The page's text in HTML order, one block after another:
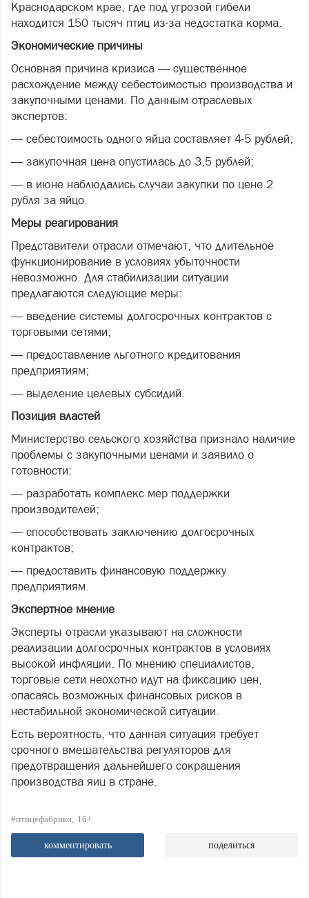
Краснодарском крае, где под угрозой гибели
находится 150 тысяч птиц из-за недостатка корма.
Экономические причины
Основная причина кризиса — существенное
расхождение между себестоимостью производства и
закупочными ценами. По данным отраслевых
экспертов:
— себестоимость одного яйца составляет 4-5 рублей;
— закупочная цена опустилась до 3,5 рублей;
— в июне наблюдались случаи закупки по цене 2
рубля за яйцо.
Меры реагирования
Представители отрасли отмечают, что длительное
функционирование в условиях убыточности
невозможно. Для стабилизации ситуации
предлагаются следующие меры:
— введение системы долгосрочных контрактов с
торговыми сетями;
— предоставление льготного кредитования
предприятиям;
— выделение целевых субсидий.
Позиция властей
Министерство сельского хозяйства признало наличие
проблемы с закупочными ценами и заявило о
готовности:
— разработать комплекс мер поддержки
производителей;
— способствовать заключению долгосрочных
контрактов;
— предоставить финансовую поддержку
предприятиям.
Экспертное мнение
Эксперты отрасли указывают на сложности
реализации долгосрочных контрактов в условиях
высокой инфляции. По мнению специалистов,
торговые сети неохотно идут на фиксацию цен,
опасаясь возможных финансовых рисков в
нестабильной экономической ситуации.
Есть вероятность, что данная ситуация требует
срочного вмешательства регуляторов для
предотвращения дальнейшего сокращения
производства яиц в стране.
#птицефабрики 16+
комментировать поделиться